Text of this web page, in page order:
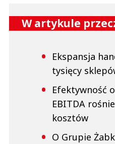
W artykule
Ekspansja
tysięcy
Efektywność
EBITDA
kosztów
O Grupie